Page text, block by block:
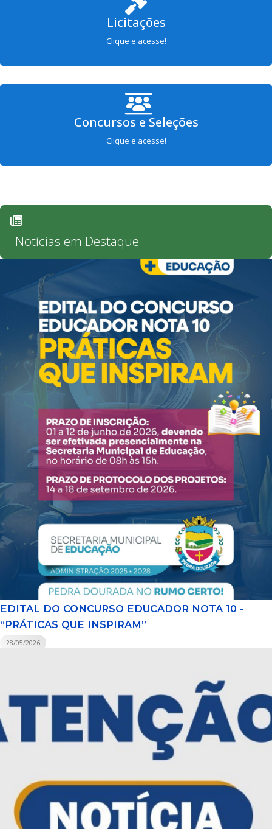
Licitações
Clique e acesse!
Concursos e Seleções
Clique e acesse!
Notícias em Destaque
EDITAL DO CONCURSO EDUCADOR NOTA 10 -
“PRÁTICAS QUE INSPIRAM”
28/05/2026